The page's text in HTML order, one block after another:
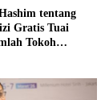
tentang
Gratis Tuai
Tokoh